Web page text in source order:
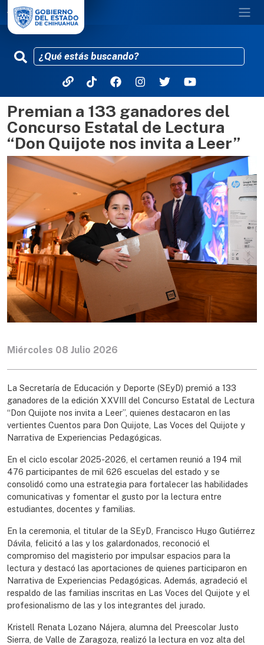
Pasar al contenido principal
Premian a 133 ganadores del
Concurso Estatal de Lectura
“Don Quijote nos invita a Leer”
Miércoles 08 Julio 2026
La Secretaría de Educación y Deporte (SEyD) premió a 133
ganadores de la edición XXVIII del Concurso Estatal de Lectura
“Don Quijote nos invita a Leer”, quienes destacaron en las
vertientes Cuentos para Don Quijote, Las Voces del Quijote y
Narrativa de Experiencias Pedagógicas.
En el ciclo escolar 2025-2026, el certamen reunió a 194 mil
476 participantes de mil 626 escuelas del estado y se
consolidó como una estrategia para fortalecer las habilidades
comunicativas y fomentar el gusto por la lectura entre
estudiantes, docentes y familias.
En la ceremonia, el titular de la SEyD, Francisco Hugo Gutiérrez
Dávila, felicitó a las y los galardonados, reconoció el
compromiso del magisterio por impulsar espacios para la
lectura y destacó las aportaciones de quienes participaron en
Narrativa de Experiencias Pedagógicas. Además, agradeció el
respaldo de las familias inscritas en Las Voces del Quijote y el
profesionalismo de las y los integrantes del jurado.
Kristell Renata Lozano Nájera, alumna del Preescolar Justo
Sierra, de Valle de Zaragoza, realizó la lectura en voz alta del